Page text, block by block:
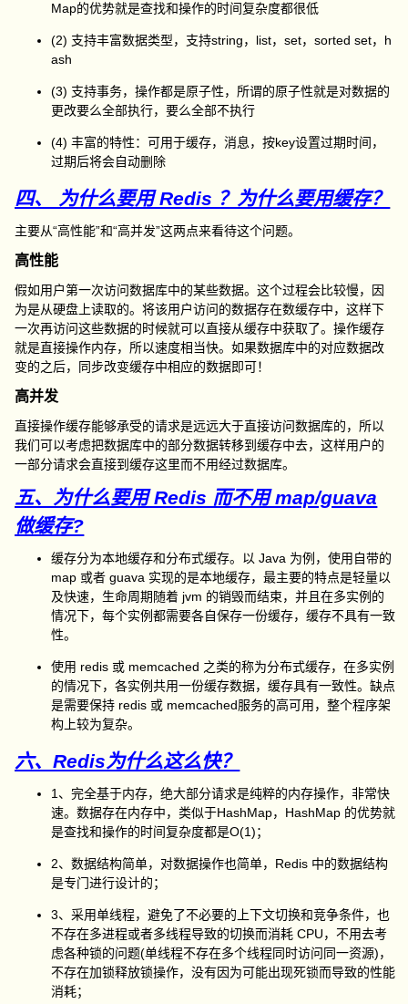
Map的优势就是查找和操作的时间复杂度都很低
(2) 支持丰富数据类型，支持string，list，set，sorted set，h
ash
(3) 支持事务，操作都是原子性，所谓的原子性就是对数据的
更改要么全部执行，要么全部不执行
(4) 丰富的特性：可用于缓存，消息，按key设置过期时间，
过期后将会自动删除
四、 为什么要用 Redis ？为什么要用缓存？
主要从“高性能”和“高并发”这两点来看待这个问题。
高性能
假如用户第一次访问数据库中的某些数据。这个过程会比较慢，因
为是从硬盘上读取的。将该用户访问的数据存在数缓存中，这样下
一次再访问这些数据的时候就可以直接从缓存中获取了。操作缓存
就是直接操作内存，所以速度相当快。如果数据库中的对应数据改
变的之后，同步改变缓存中相应的数据即可！
高并发
直接操作缓存能够承受的请求是远远大于直接访问数据库的，所以
我们可以考虑把数据库中的部分数据转移到缓存中去，这样用户的
一部分请求会直接到缓存这里而不用经过数据库。
五、为什么要用 Redis 而不用 map/guava
做缓存?
缓存分为本地缓存和分布式缓存。以 Java 为例，使用自带的
map 或者 guava 实现的是本地缓存，最主要的特点是轻量以
及快速，生命周期随着 jvm 的销毁而结束，并且在多实例的
情况下，每个实例都需要各自保存一份缓存，缓存不具有一致
性。
使用 redis 或 memcached 之类的称为分布式缓存，在多实例
的情况下，各实例共用一份缓存数据，缓存具有一致性。缺点
是需要保持 redis 或 memcached服务的高可用，整个程序架
构上较为复杂。
六、Redis为什么这么快？
1、完全基于内存，绝大部分请求是纯粹的内存操作，非常快
速。数据存在内存中，类似于HashMap，HashMap 的优势就
是查找和操作的时间复杂度都是O(1)；
2、数据结构简单，对数据操作也简单，Redis 中的数据结构
是专门进行设计的；
3、采用单线程，避免了不必要的上下文切换和竞争条件，也
不存在多进程或者多线程导致的切换而消耗 CPU，不用去考
虑各种锁的问题(单线程不存在多个线程同时访问同一资源)，
不存在加锁释放锁操作，没有因为可能出现死锁而导致的性能
消耗；